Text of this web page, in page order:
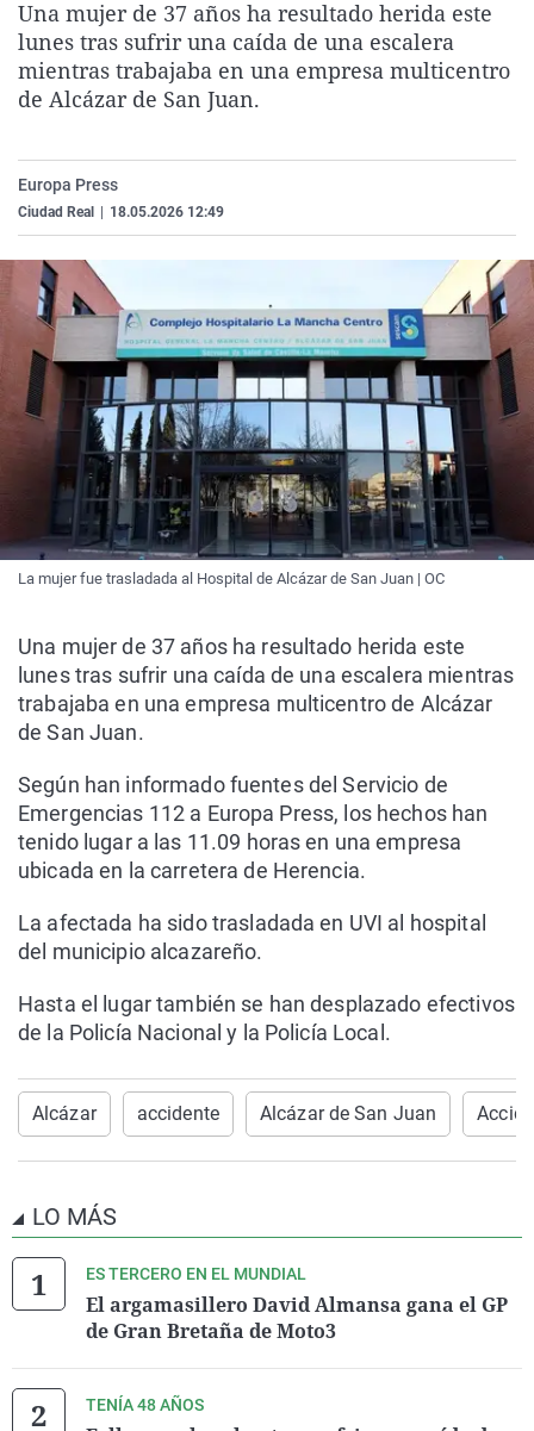
La rosa de los vientos
Gente viajera
Caso
Retornados
Extremadura
Galicia
Virales
Televisión
Una mujer de 37 años ha resultado herida este
lunes tras sufrir una caída de una escalera
mientras trabajaba en una empresa multicentro
de Alcázar de San Juan.
Europa Press
Ciudad Real 18.05.2026 12:49
La mujer fue trasladada al Hospital de Alcázar de San Juan | OC
Una mujer de 37 años ha resultado herida este
lunes tras sufrir una caída de una escalera mientras
trabajaba en una empresa multicentro de Alcázar
de San Juan.
Según han informado fuentes del Servicio de
Emergencias 112 a Europa Press, los hechos han
tenido lugar a las 11.09 horas en una empresa
ubicada en la carretera de Herencia.
La afectada ha sido trasladada en UVI al hospital
del municipio alcazareño.
Hasta el lugar también se han desplazado efectivos
de la Policía Nacional y la Policía Local.
Alcázar accidente Alcázar de San Juan
LO MÁS
ES TERCERO EN EL MUNDIAL
El argamasillero David Almansa gana el GP
de Gran Bretaña de Moto3
TENÍA 48 AÑOS